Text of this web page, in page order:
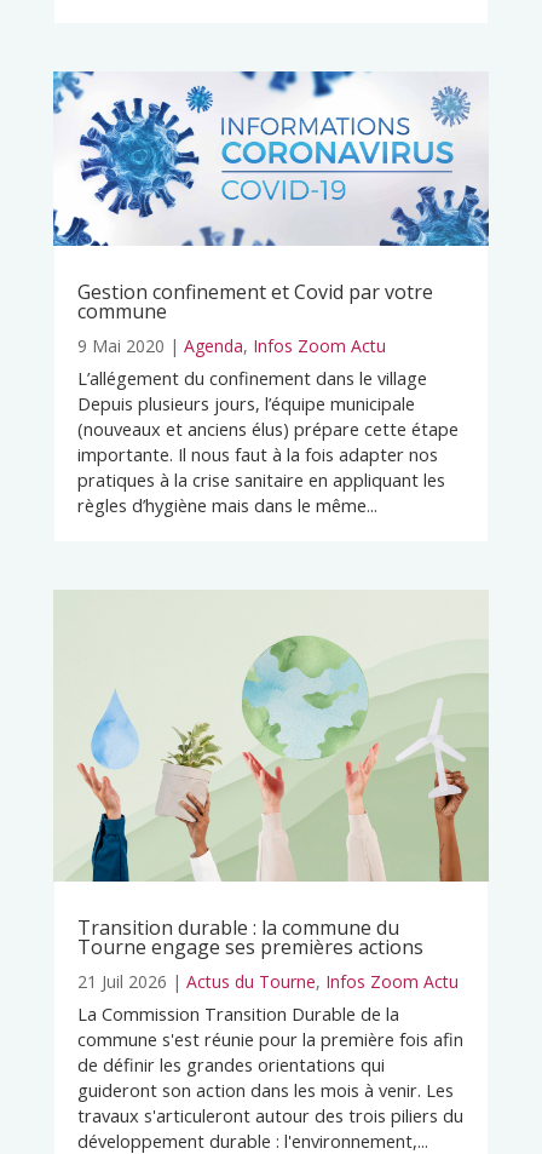
Gestion confinement et Covid par votre
commune
9 Mai 2020 | Agenda, Infos Zoom Actu
L’allégement du confinement dans le village
Depuis plusieurs jours, l’équipe municipale
(nouveaux et anciens élus) prépare cette étape
importante. Il nous faut à la fois adapter nos
pratiques à la crise sanitaire en appliquant les
règles d’hygiène mais dans le même...
Transition durable : la commune du
Tourne engage ses premières actions
21 Juil 2026 | Actus du Tourne, Infos Zoom Actu
La Commission Transition Durable de la
commune s'est réunie pour la première fois afin
de définir les grandes orientations qui
guideront son action dans les mois à venir. Les
travaux s'articuleront autour des trois piliers du
développement durable : l'environnement,...